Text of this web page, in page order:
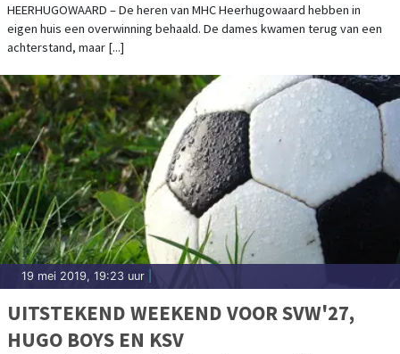
HEERHUGOWAARD – De heren van MHC Heerhugowaard hebben in
eigen huis een overwinning behaald. De dames kwamen terug van een
achterstand, maar [...]
19 mei 2019, 19:23 uur
UITSTEKEND WEEKEND VOOR SVW'27,
HUGO BOYS EN KSV